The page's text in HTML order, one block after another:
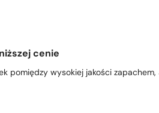
cenie
pomiędzy wysokiej jakości